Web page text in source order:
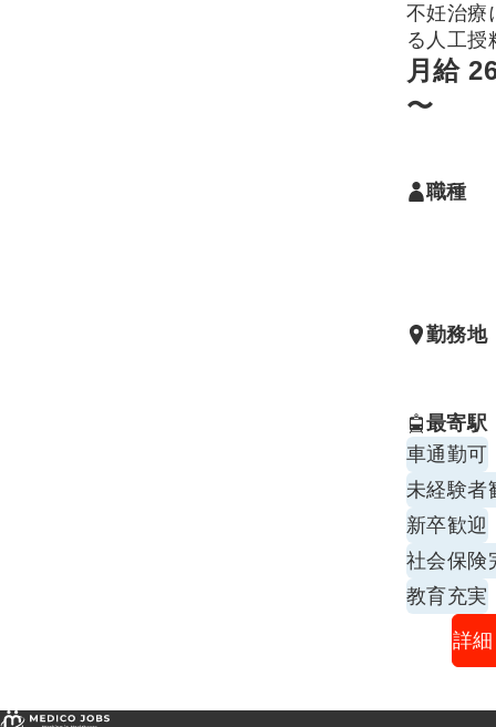
不妊治療
る人工授
外受精
ムページ
月給
〜
職種
勤務地
最寄駅
車通勤可
未経験者
新卒歓迎
社会保険
教育充実
詳